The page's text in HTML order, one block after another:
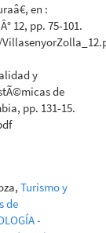
en :
12, pp. 75-101.
y
de
pp. 131-15.
Turismo y
de
-